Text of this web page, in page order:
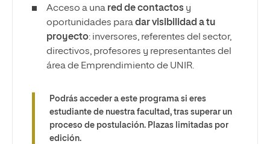
Acceso a una red de contactos y
oportunidades paradar visibilidad a tu
proyecto: inversores, referentes del sector,
directivos, profesores y representantes del
área de Emprendimiento de UNIR.
Podrás acceder a este programa si eres
estudiante de nuestra facultad, tras superar un
proceso de postulación. Plazas limitadas por
edición.